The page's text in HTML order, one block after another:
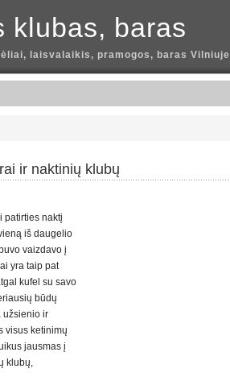
klubas, baras
laisvalaikis, pramogos, baras Vilniuje
ir naktinių klubų
patirties naktį
iš daugelio
vaizdavo į
yra taip pat
kufel su savo
būdų
užsienio ir
visus ketinimų
jausmas į
klubų,